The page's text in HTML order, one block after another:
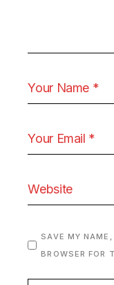
SAVE MY
BROWSER FOR